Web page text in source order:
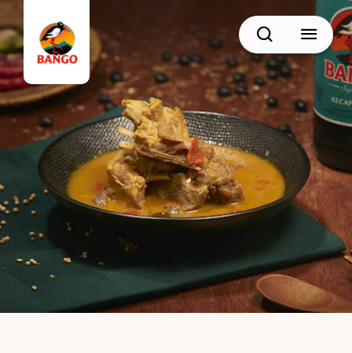
BACK
Resep Sate
Resep Semur
Resep Daging
Cari